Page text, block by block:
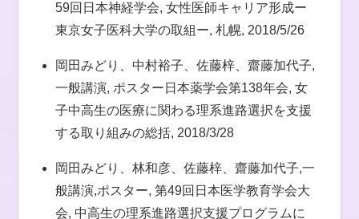
59回日本神経学会, 女性医師キャリア形成ー
東京女子医科大学の取組ー, 札幌, 2018/5/26
岡田みどり、中村裕子、佐藤梓、齋藤加代子,
一般講演, ポスター日本薬学会第138年会, 女
子中高生の医療に関わる理系進路選択を支援
する取り組みの総括, 2018/3/28
岡田みどり、林和彦、佐藤梓、齋藤加代子,一
般講演,ポスター, 第49回日本医学教育学会大
会, 中高生の理系進路選択支援プログラムに